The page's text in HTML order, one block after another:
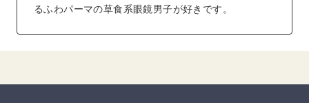
るふわパーマの草食系眼鏡男子が好きです。